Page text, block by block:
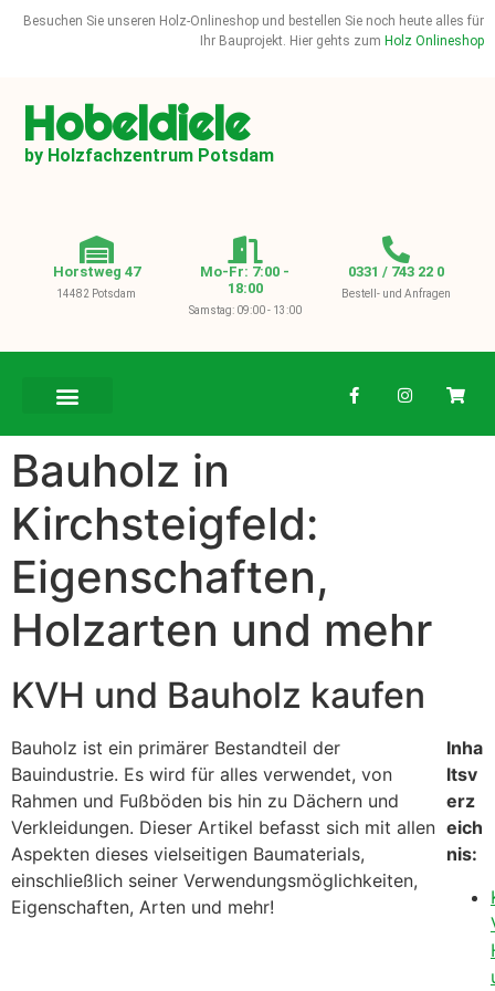
Besuchen Sie unseren Holz-Onlineshop und bestellen Sie noch heute alles für
Ihr Bauprojekt. Hier gehts zum Holz Onlineshop
Hobeldiele
by Holzfachzentrum Potsdam
Horstweg 47
14482 Potsdam
Mo-Fr: 7:00 -
18:00
Samstag: 09:00 - 13:00
0331 / 743 22 0
Bestell- und Anfragen
Bauholz in
Kirchsteigfeld:
Eigenschaften,
Holzarten und mehr
KVH und Bauholz kaufen
Bauholz ist ein primärer Bestandteil der
Bauindustrie. Es wird für alles verwendet, von
Rahmen und Fußböden bis hin zu Dächern und
Verkleidungen. Dieser Artikel befasst sich mit allen
Aspekten dieses vielseitigen Baumaterials,
einschließlich seiner Verwendungsmöglichkeiten,
Eigenschaften, Arten und mehr!
Inha
ltsv
erz
eich
nis: